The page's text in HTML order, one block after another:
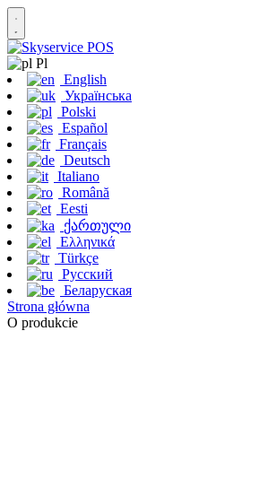
Pl
English
Українська
Polski
Español
Français
Deutsch
Italiano
Română
Eesti
ქართული
Ελληνικά
Türkçe
Русский
Беларуская
Strona główna
O produkcie